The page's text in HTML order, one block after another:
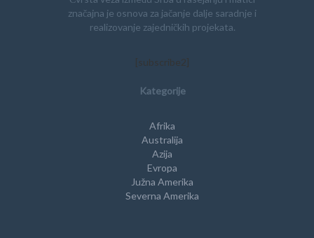
značajna je osnova za jačanje dalje saradnje i
realizovanje zajedničkih projekata.
[subscribe2]
Kategorije
Afrika
Australija
Azija
Evropa
Južna Amerika
Severna Amerika